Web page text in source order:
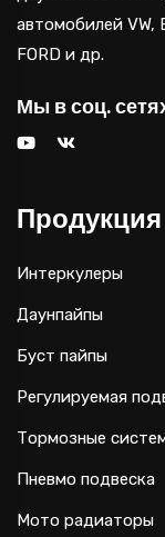
автомобилей VW,
FORD и др.
Мы в соц.
Продукция
Интеркулеры
Даунпайпы
Буст пайпы
Регулируемая
Тормозные
Пневмо подвеска
Мото радиаторы